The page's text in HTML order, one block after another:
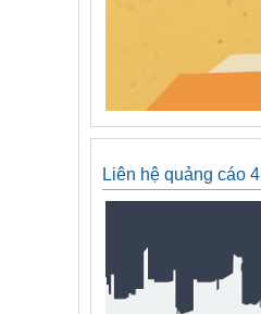
Liên hệ quảng cáo 4